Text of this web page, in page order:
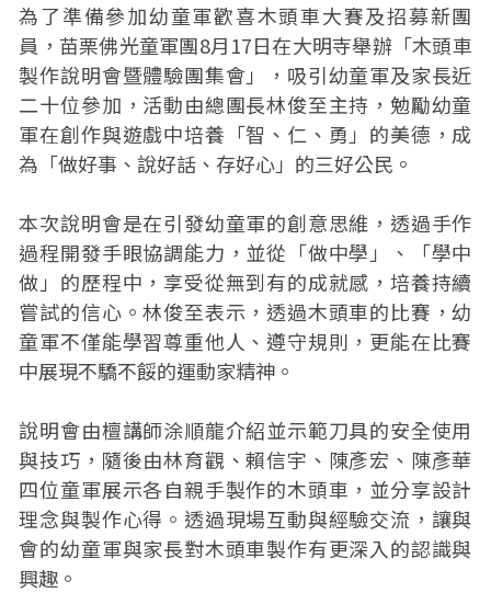
為了準備參加幼童軍歡喜木頭車大賽及招募新團
員，苗栗佛光童軍團8月17日在大明寺舉辦「木頭車
製作說明會暨體驗團集會」，吸引幼童軍及家長近
二十位參加，活動由總團長林俊至主持，勉勵幼童
軍在創作與遊戲中培養「智、仁、勇」的美德，成
為「做好事、說好話、存好心」的三好公民。
本次說明會是在引發幼童軍的創意思維，透過手作
過程開發手眼協調能力，並從「做中學」、「學中
做」的歷程中，享受從無到有的成就感，培養持續
嘗試的信心。林俊至表示，透過木頭車的比賽，幼
童軍不僅能學習尊重他人、遵守規則，更能在比賽
中展現不驕不餒的運動家精神。
說明會由檀講師涂順龍介紹並示範刀具的安全使用
與技巧，隨後由林育觀、賴信宇、陳彥宏、陳彥華
四位童軍展示各自親手製作的木頭車，並分享設計
理念與製作心得。透過現場互動與經驗交流，讓與
會的幼童軍與家長對木頭車製作有更深入的認識與
興趣。